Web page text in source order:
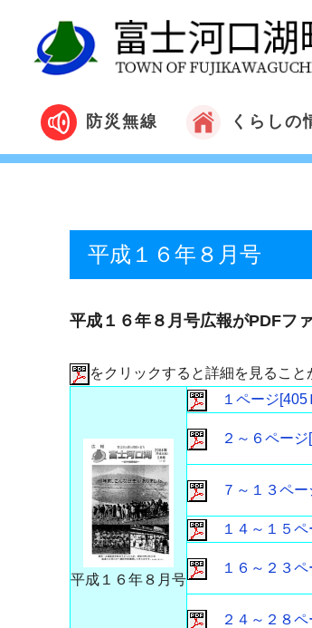
防災無線 くらしの
平成１６年８月号
平成１６年８月号広報がPDFフ
をクリックすると詳細を見るこ
平成１６年８月号
１ページ[405
２～６ページ
７～１３ペー
１４～１５ペ
１６～２３ペ
２４～２８ペ